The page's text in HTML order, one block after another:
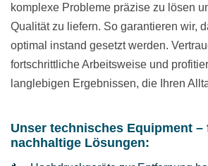
komplexe Probleme präzise zu lösen
Qualität zu liefern. So garantieren wir,
optimal instand gesetzt werden.
fortschrittliche Arbeitsweise und
langlebigen Ergebnissen, die Ihren
Unser technisches Equipment –
nachhaltige Lösungen: